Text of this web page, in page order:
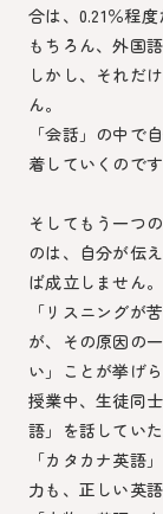
合は、0.21％程度
もちろん、外国
しかし、それだ
ん。
「会話」の中で
着していくのです
そしてもう一つ
のは、自分が伝
ば成立しません。
「リスニングが
が、その原因の
い」ことが挙げら
授業中、生徒同
語」を話してい
「カタカナ英語
力も、正しい英